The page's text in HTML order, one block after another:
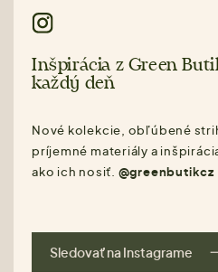
Inšpirácia z Green
každý deň
Nové kolekcie, obľúbené
príjemné materiály a
ako ich nosiť. @greenbutikcz
Sledovať na Instagrame